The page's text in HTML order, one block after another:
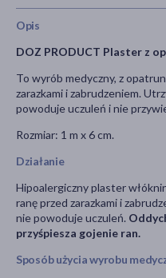
Opis
DOZ PRODUCT Plaster z
To wyrób medyczny, z
zarazkami i zabrudzeniem.
powoduje uczuleń i nie
Rozmiar: 1 m x 6 cm.
Działanie
Hipoalergiczny plaster
ranę przed zarazkami i
nie powoduje uczuleń.
przyśpiesza gojenie ran.
Sposób użycia wyrobu